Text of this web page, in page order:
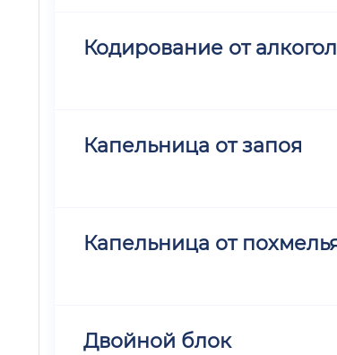
Кодирование от
Капельница от запоя
Капельница от
Двойной блок